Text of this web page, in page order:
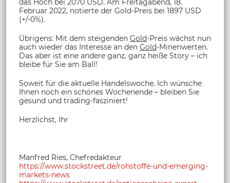
das Hoch bei 2070 USD. Am Freitagabend, 18.
Februar 2022, notierte der Gold-Preis bei 1897 USD
(+/-0%).
Übrigens: Mit dem steigenden Gold-Preis wächst nun
auch wieder das Interesse an den Gold-Minenwerten.
Das aber ist eine andere ganz, ganz heiße Story – ich
bleibe für Sie am Ball!
Soweit für die aktuelle Handelswoche. Ich wünsche
Ihnen noch ein schönes Wochenende – bleiben Sie
gesund und trading-fasziniert!
Herzlichst, Ihr
Manfred Ries, Chefredakteur
https://www.stockstreet.de/rohstoffe-und-emerging-
markets-news